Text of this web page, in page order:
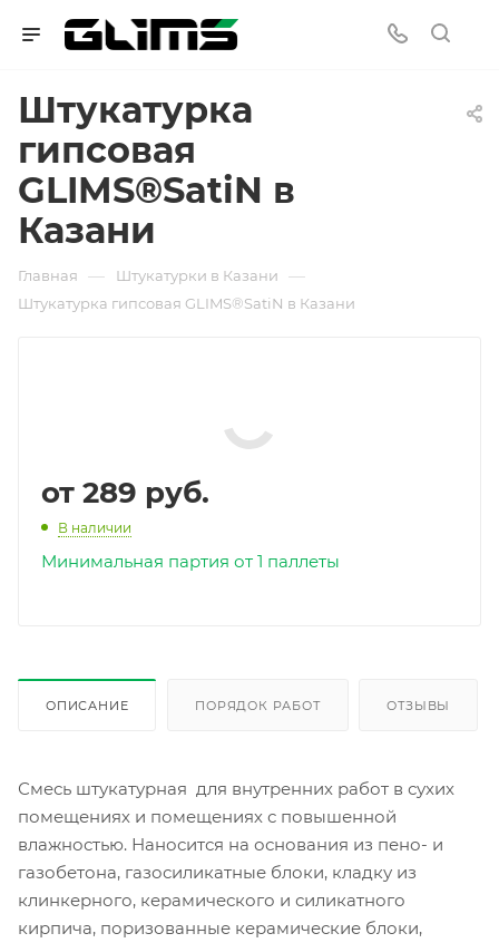
Штукатурка
гипсовая
GLIMS®SatiN в
Казани
Главная — Штукатурки в Казани —
Штукатурка гипсовая GLIMS®SatiN в Казани
от 289 руб.
В наличии
Минимальная партия от 1 паллеты
ОПИСАНИЕ ПОРЯДОК РАБОТ ОТЗЫВЫ
Смесь штукатурная для внутренних работ в сухих
помещениях и помещениях с повышенной
влажностью. Наносится на основания из пено- и
газобетона, газосиликатные блоки, кладку из
клинкерного, керамического и силикатного
кирпича, поризованные керамические блоки,